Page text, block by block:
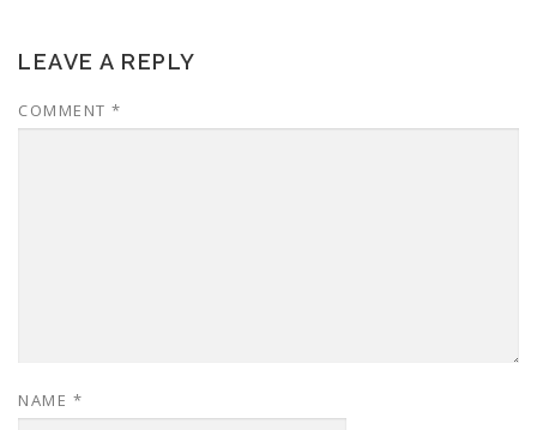
LEAVE A REPLY
COMMENT *
NAME *